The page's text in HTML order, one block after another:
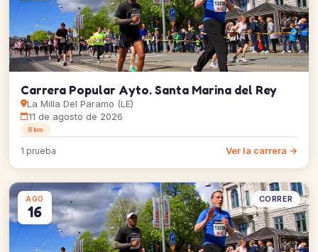
Carrera Popular Ayto. Santa Marina del Rey
La Milla Del Paramo (LE)
11 de agosto de 2026
8 km
1 prueba Ver la carrera →
AGO
16
CORRER